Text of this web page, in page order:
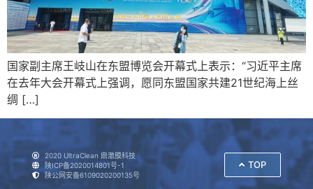
国家副主席王岐山在东盟博览会开幕式上表示：“习近平主席
在去年大会开幕式上强调，愿同东盟国家共建21世纪海上丝
绸 […]
2020 UltraClean 鼎澈膜科技
陕ICP备2020014801号-1
陕公网安备6109020200135号
TOP